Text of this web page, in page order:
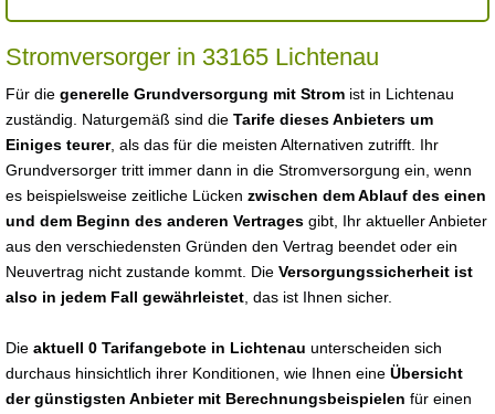
Stromversorger in 33165 Lichtenau
Für die generelle Grundversorgung mit Strom ist in Lichtenau
zuständig. Naturgemäß sind die Tarife dieses Anbieters um
Einiges teurer, als das für die meisten Alternativen zutrifft. Ihr
Grundversorger tritt immer dann in die Stromversorgung ein, wenn
es beispielsweise zeitliche Lücken zwischen dem Ablauf des einen
und dem Beginn des anderen Vertrages gibt, Ihr aktueller Anbieter
aus den verschiedensten Gründen den Vertrag beendet oder ein
Neuvertrag nicht zustande kommt. Die Versorgungssicherheit ist
also in jedem Fall gewährleistet , das ist Ihnen sicher.
Die aktuell 0 Tarifangebote in Lichtenau unterscheiden sich
durchaus hinsichtlich ihrer Konditionen, wie Ihnen eine Übersicht
der günstigsten Anbieter mit Berechnungsbeispielen für einen